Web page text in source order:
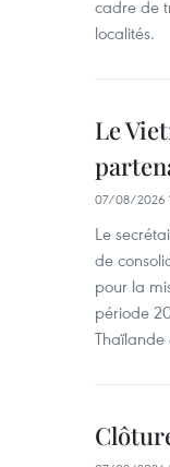
cadre de
localités.
Le
07/08/2026
Le
de
pour la
période
Thaïlande